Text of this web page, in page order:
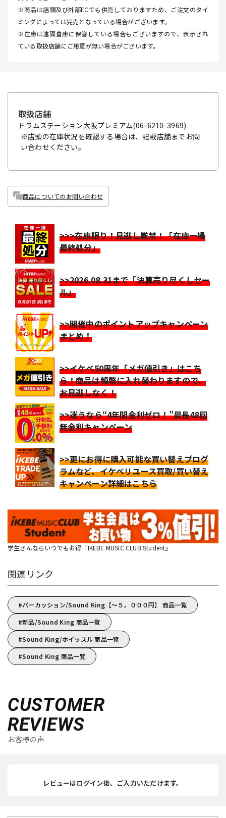
※商品は店頭及び外部ECでも併売しておりますため、ご注文のタイ
ミングによっては完売となっている場合がございます。
※在庫は遠隔倉庫に保管している場合もございますので、表示され
ている取扱店舗にご用意が無い場合がございます。
取扱店舗
ドラムステーション大阪プレミアム(06-6210-3969)
※店頭の在庫状況を確認する場合は、記載店舗までお問
い合わせください。
商品についてのお問い合わせ
>>>在庫限り！見逃し厳禁！「在庫一掃
最終処分」
>>2026.08.31まで「決算売り尽くしセー
ル」
>>開催中のポイントアップキャンペーン
まとめ！
>>イケベ50周年「メガ値引き」はこち
ら！商品は頻繁に入れ替わりますので、
お見逃しなく！
>>迷うなら“4年間金利ゼロ！”最長48回
無金利キャンペーン
>>更にお得に購入可能な買い替えプログ
ラムなど、イケベリユース買取/買い替え
キャンペーン詳細はこちら
学生さんならいつでもお得『IKEBE MUSIC CLUB Student』
関連リンク
パーカッション/Sound King【～５，０００円】 商品一覧
新品/Sound King 商品一覧
Sound King/ホイッスル 商品一覧
Sound King 商品一覧
CUSTOMER
REVIEWS
お客様の声
レビューはログイン後、ご入力いただけます。